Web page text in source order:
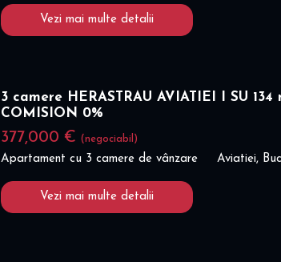
Vezi mai multe detalii
3 camere HERASTRAU AVIATIEI I SU
COMISION 0%
377,000 € (negociabil)
Apartament cu 3 camere de vânzare Aviatiei,
Vezi mai multe detalii